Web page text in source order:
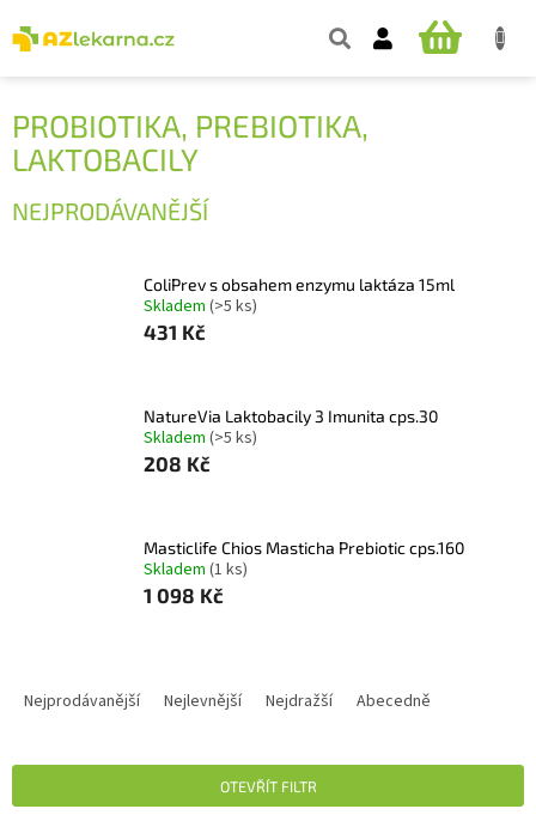
na
obsah
NÁKUPNÍ
PROBIOTIKA, PREBIOTIKA,
LAKTOBACILY
NEJPRODÁVANĚJŠÍ
ColiPrev s obsahem enzymu laktáza 15ml
Skladem (>5 ks)
431 Kč
NatureVia Laktobacily 3 Imunita cps.30
Skladem (>5 ks)
208 Kč
Masticlife Chios Masticha Prebiotic cps.160
Skladem (1 ks)
1 098 Kč
A
Í
Nejprodávanější Nejlevnější Nejdražší Abecedně
OTEVŘÍT FILTR